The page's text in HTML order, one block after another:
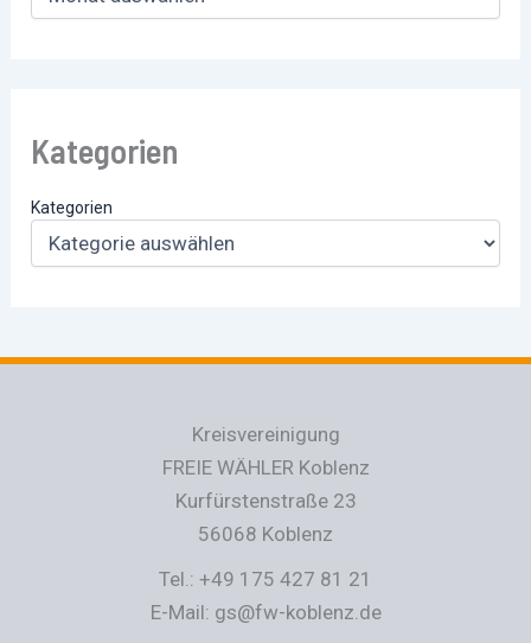
Kategorien
Kategorien
Kreisvereinigung
FREIE WÄHLER Koblenz
Kurfürstenstraße 23
56068 Koblenz
Tel.: +49 175 427 81 21
E-Mail: gs@fw-koblenz.de